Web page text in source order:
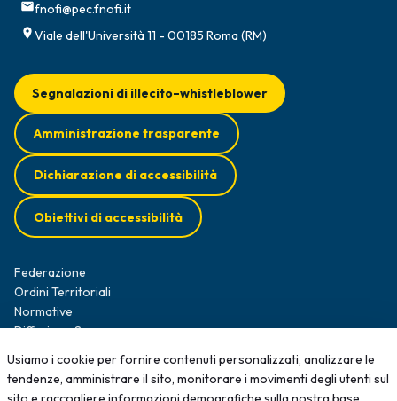
fnofi@pec.fnofi.it
Viale dell'Università 11 - 00185 Roma (RM)
Federazione
Ordini Territoriali
Normative
Diffusione Survey
Segnalazioni di illecito–whistleblower
Amministrazione trasparente
Dichiarazione di accessibilità
Obiettivi di accessibilità
Usiamo i cookie per fornire contenuti personalizzati, analizzare le
tendenze, amministrare il sito, monitorare i movimenti degli utenti sul